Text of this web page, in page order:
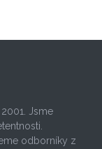
Jsme
odborníky z